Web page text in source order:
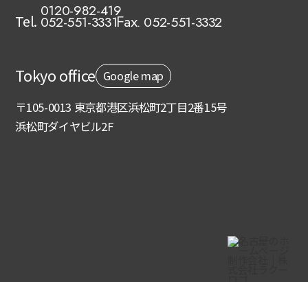
0120-982-419
Tel. 052-551-3331Fax. 052-551-3332
Tokyo office Google map
〒105-0013 東京都港区浜松町2丁目2番15号
浜松町ダイヤビル2F